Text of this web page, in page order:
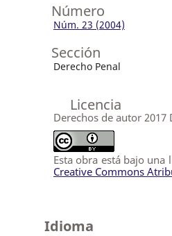
Número
Núm. 23 (2004)
Sección
Derecho Penal
Licencia
Derechos de autor 2017
Esta obra está bajo una
Creative Commons
Idioma